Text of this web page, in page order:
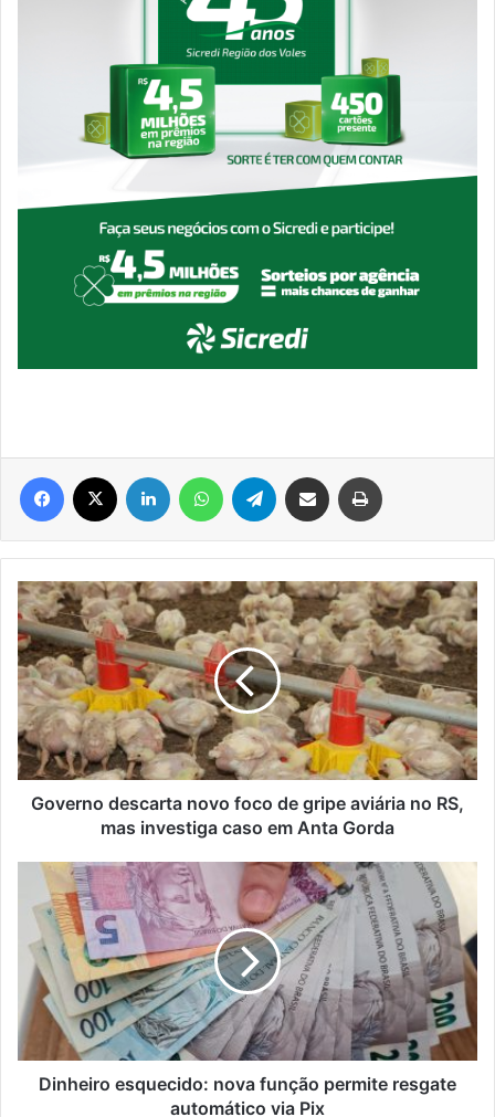
Facebook Linkedin WhatsAppTelegram Compartilhar via e-mail
Governo
descarta
novo
foco
de
gripe
aviária
no
RS,
mas
Anta
Gorda
Governo descarta novo foco de gripe aviária no RS,
mas investiga caso em Anta Gorda
Dinheiro
esquecido:
nova
função
permite
resgate
automático
via
Pix
Dinheiro esquecido: nova função permite resgate
automático via Pix